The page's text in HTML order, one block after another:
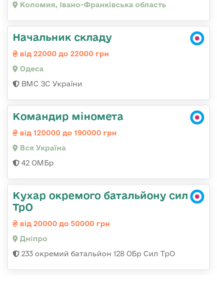
Коломия, Івано-Франківська область
Начальник складу
від 22000 до 22000 грн
Одеса
ВМС ЗС України
Командир міномета
від 120000 до 190000 грн
Вся Україна
42 ОМБр
Кухар окремого батальйону сил
ТрО
від 20000 до 50000 грн
Дніпро
233 окремий батальйон 128 ОБр Сил ТрО